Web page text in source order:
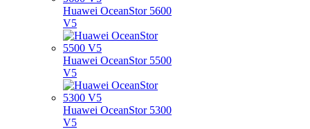
Huawei OceanStor 5600
V5
Huawei OceanStor 5500
V5
Huawei OceanStor 5300
V5